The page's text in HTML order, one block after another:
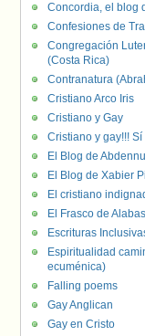
Concordia, el blog
Confesiones de
Congregación
(Costa Rica)
Contranatura
Cristiano Arco Iris
Cristiano y Gay
Cristiano y gay!!!
El Blog de
El Blog de Xabier
El cristiano
El Frasco de
Escrituras
Espiritualidad
ecuménica)
Falling poems
Gay Anglican
Gay en Cristo